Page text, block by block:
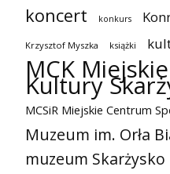
koncert konkurs
Krzysztof Myszka książki
MCK
Kultury
MCSiR Miejskie Centrum
Muzeum im. Orła
muzeum Skarżysko